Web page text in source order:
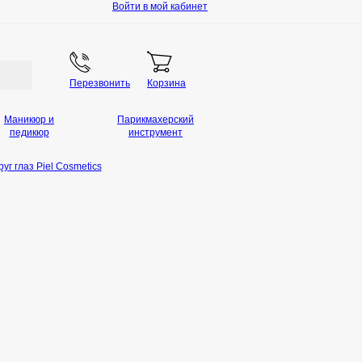
Войти в мой кабинет
Перезвонить Корзина
глаз Piel Cosmetics
Маникюр и
педикюр
Парикмахерский
инструмент